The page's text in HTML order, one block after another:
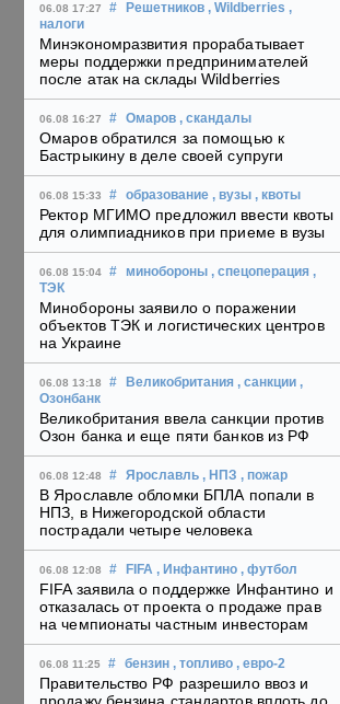
06.08 17:27 # Решетников , Wildberries ,
налоги
Минэкономразвития прорабатывает
меры поддержки предпринимателей
после атак на склады Wildberries
06.08 16:27 # Омаров , скандалы
Омаров обратился за помощью к
Бастрыкину в деле своей супруги
06.08 15:33 # образование , вузы , квоты
Ректор МГИМО предложил ввести квоты
для олимпиадников при приеме в вузы
06.08 15:04 # минобороны , спецоперация ,
ТЭК
Минобороны заявило о поражении
объектов ТЭК и логистических центров
на Украине
06.08 13:18 # Великобритания , санкции ,
Озонбанк
Великобритания ввела санкции против
Озон банка и еще пяти банков из РФ
06.08 12:48 # Ярославль , НПЗ , пожар
В Ярославле обломки БПЛА попали в
НПЗ, в Нижегородской области
пострадали четыре человека
06.08 12:08 # FIFA , Инфантино , футбол
FIFA заявила о поддержке Инфантино и
отказалась от проекта о продаже прав
на чемпионаты частным инвесторам
06.08 11:25 # бензин , топливо , евро-2
Правительство РФ разрешило ввоз и